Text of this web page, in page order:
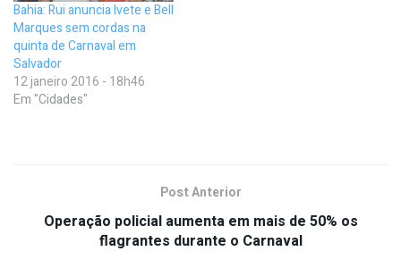
Bahia: Rui anuncia Ivete e Bell
Marques sem cordas na
quinta de Carnaval em
Salvador
12 janeiro 2016 - 18h46
Em "Cidades"
Post Anterior
Operação policial aumenta em mais de 50% os
flagrantes durante o Carnaval